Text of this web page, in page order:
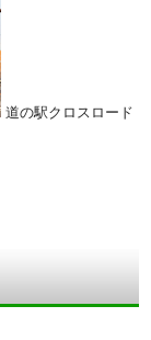
道の駅クロスロード